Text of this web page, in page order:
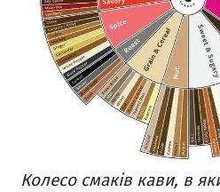
Колесо смаків кави, в